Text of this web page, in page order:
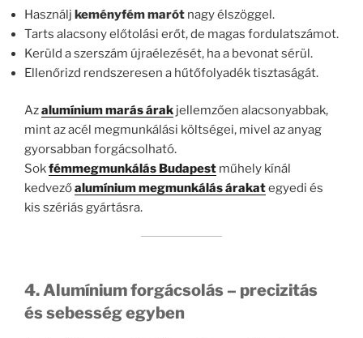
Használj keményfém marót nagy élszöggel.
Tarts alacsony előtolási erőt, de magas fordulatszámot.
Kerüld a szerszám újraélezését, ha a bevonat sérül.
Ellenőrizd rendszeresen a hűtőfolyadék tisztaságát.
Azalumínium marás árak jellemzően alacsonyabbak,
mint az acél megmunkálási költségei, mivel az anyag
gyorsabban forgácsolható.
Sokfémmegmunkálás Budapest műhely kínál
kedvezőalumínium megmunkálás árakategyedi és
kis szériás gyártásra.
4. Alumínium forgácsolás – precizitás
és sebesség egyben